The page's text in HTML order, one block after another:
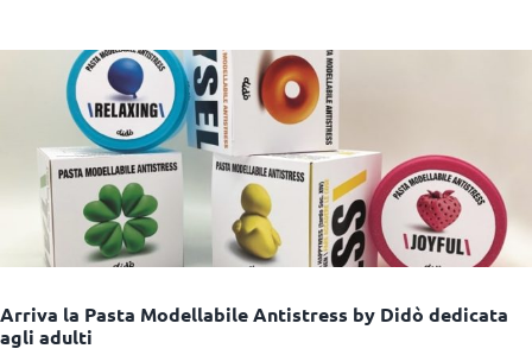
Arriva la Pasta Modellabile Antistress by Didò dedicata
agli adulti